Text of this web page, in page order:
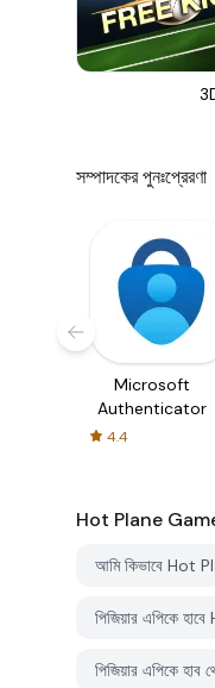
সম্পাদকের পুনঃপ্রেরণা
Microsoft
Authenticator
4.4
Hot Plane
আমি কিভাবে Hot
পিজিয়ার এপিকে
পিজিয়ার এপিকে